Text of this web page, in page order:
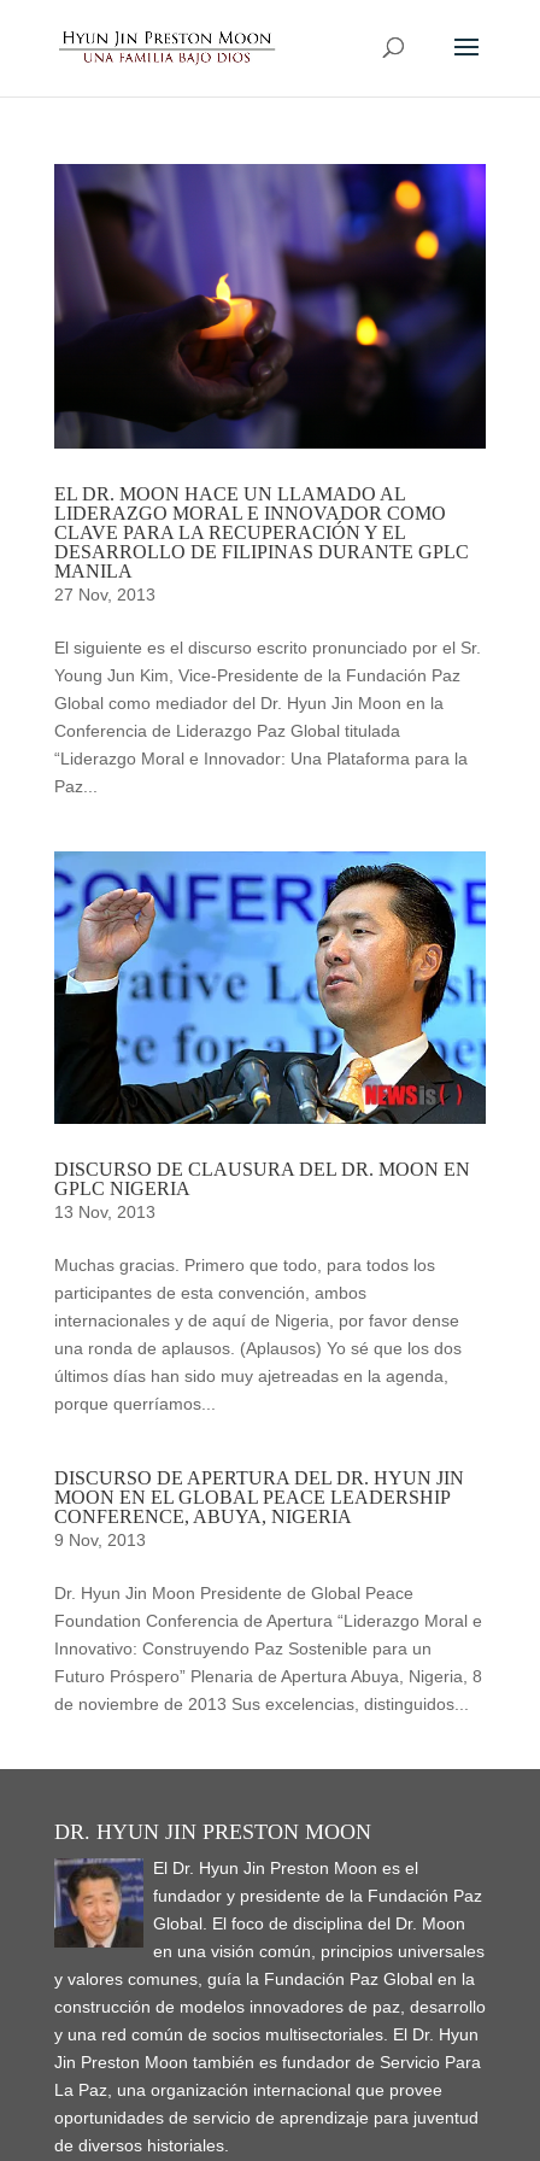
EL DR. MOON HACE UN LLAMADO AL
LIDERAZGO MORAL E INNOVADOR COMO
CLAVE PARA LA RECUPERACIÓN Y EL
DESARROLLO DE FILIPINAS DURANTE GPLC
MANILA
27 Nov, 2013
El siguiente es el discurso escrito pronunciado por el Sr.
Young Jun Kim, Vice-Presidente de la Fundación Paz
Global como mediador del Dr. Hyun Jin Moon en la
Conferencia de Liderazgo Paz Global titulada
“Liderazgo Moral e Innovador: Una Plataforma para la
Paz...
DISCURSO DE CLAUSURA DEL DR. MOON EN
GPLC NIGERIA
13 Nov, 2013
Muchas gracias. Primero que todo, para todos los
participantes de esta convención, ambos
internacionales y de aquí de Nigeria, por favor dense
una ronda de aplausos. (Aplausos) Yo sé que los dos
últimos días han sido muy ajetreadas en la agenda,
porque querríamos...
DISCURSO DE APERTURA DEL DR. HYUN JIN
MOON EN EL GLOBAL PEACE LEADERSHIP
CONFERENCE, ABUYA, NIGERIA
9 Nov, 2013
Dr. Hyun Jin Moon Presidente de Global Peace
Foundation Conferencia de Apertura “Liderazgo Moral e
Innovativo: Construyendo Paz Sostenible para un
Futuro Próspero” Plenaria de Apertura Abuya, Nigeria, 8
de noviembre de 2013 Sus excelencias, distinguidos...
DR. HYUN JIN PRESTON MOON
El Dr. Hyun Jin Preston Moon es el
fundador y presidente de la Fundación Paz
Global. El foco de disciplina del Dr. Moon
en una visión común, principios universales
y valores comunes, guía la Fundación Paz Global en la
construcción de modelos innovadores de paz, desarrollo
y una red común de socios multisectoriales. El Dr. Hyun
Jin Preston Moon también es fundador de Servicio Para
La Paz, una organización internacional que provee
oportunidades de servicio de aprendizaje para juventud
de diversos historiales.